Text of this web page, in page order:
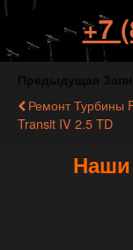
+7
Ремонт Турбины
Transit IV 2.5 TD
Наши